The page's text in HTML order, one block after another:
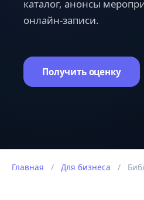
каталог, анонсы
онлайн-записи.
Получить оценку
Главная / Для бизнеса /